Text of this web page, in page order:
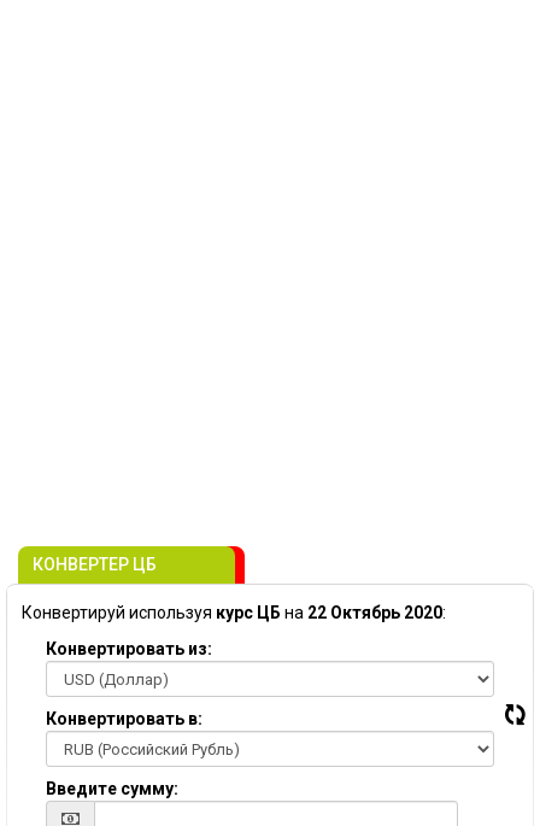
КОНВЕРТЕР ЦБ
Конвертируй используя курс ЦБ на 22 Октябрь 2020:
Конвертировать из:
Конвертировать в:
Введите сумму: